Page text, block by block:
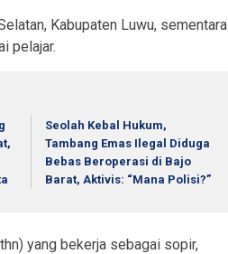
Kabupaten Luwu, sementara
pelajar.
Seolah Kebal Hukum,
Tambang Emas Ilegal Diduga
Bebas Beroperasi di Bajo
Barat, Aktivis: “Mana Polisi?”
yang bekerja sebagai sopir,